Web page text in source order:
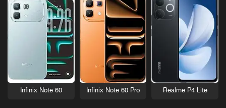
Realme P4 Lite
Infinix Note 60 Pro
Infinix Note 60